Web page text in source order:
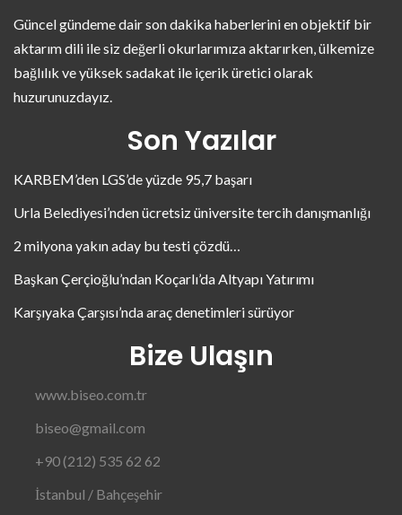
Güncel gündeme dair son dakika haberlerini en objektif bir
aktarım dili ile siz değerli okurlarımıza aktarırken, ülkemize
bağlılık ve yüksek sadakat ile içerik üretici olarak
huzurunuzdayız.
Son Yazılar
KARBEM’den LGS’de yüzde 95,7 başarı
Urla Belediyesi’nden ücretsiz üniversite tercih danışmanlığı
2 milyona yakın aday bu testi çözdü…
Başkan Çerçioğlu’ndan Koçarlı’da Altyapı Yatırımı
Karşıyaka Çarşısı’nda araç denetimleri sürüyor
Bize Ulaşın
www.biseo.com.tr
biseo@gmail.com
+90 (212) 535 62 62
İstanbul / Bahçeşehir